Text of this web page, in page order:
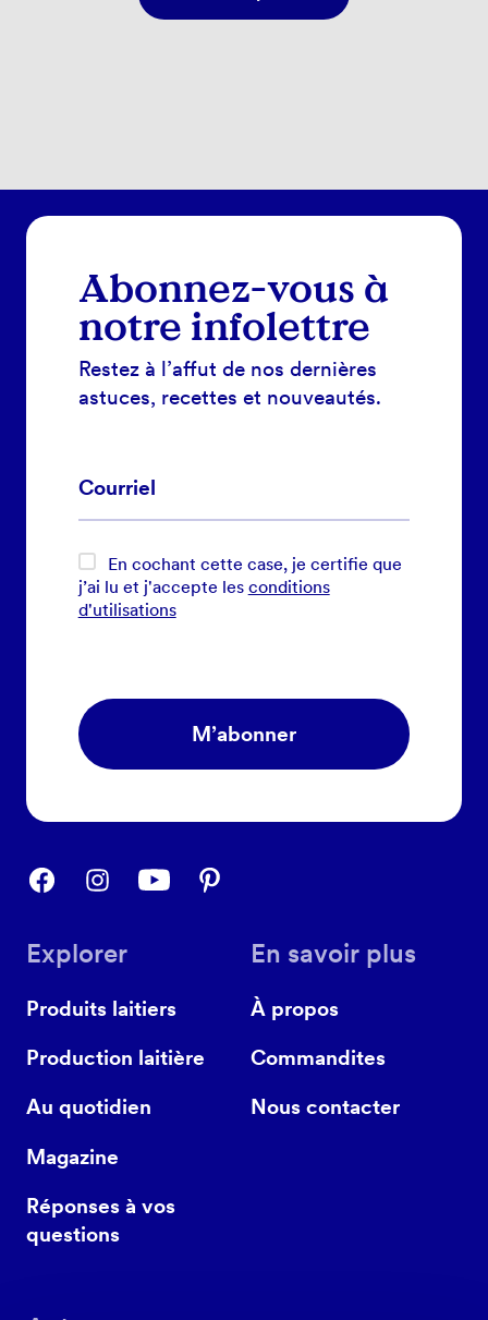
Abonnez-vous à
notre infolettre
Restez à l’affut de nos dernières
astuces, recettes et nouveautés.
j’ai lu et j'accepte les conditions
d'utilisations
M’abonner
Explorer
Produits laitiers
Production laitière
Au quotidien
Magazine
Réponses à vos
questions
En savoir plus
À propos
Commandites
Nous contacter